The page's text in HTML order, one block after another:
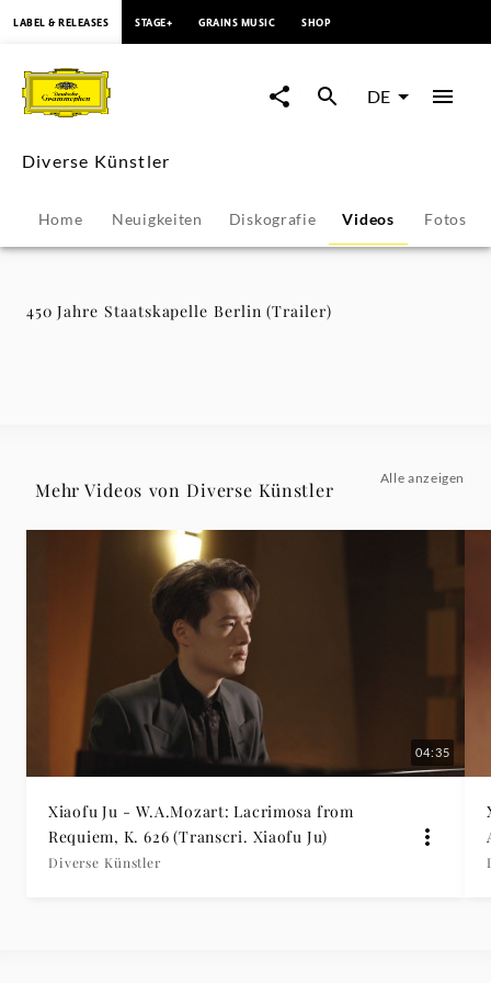
Jahre
Staatskapelle
Berlin
(Trailer)
Deutsche
Grammophon
LABEL & RELEASES STAGE+ GRAINS MUSIC SHOP
DE
Diverse Künstler
Home Neuigkeiten Diskografie Videos Fotos
450 Jahre Staatskapelle Berlin (Trailer)
Mehr Videos von Diverse Künstler
Alle anzeigen
04:35
Xiaofu Ju - W.A.Mozart: Lacrimosa from
Requiem, K. 626 (Transcri. Xiaofu Ju)
Diverse Künstler